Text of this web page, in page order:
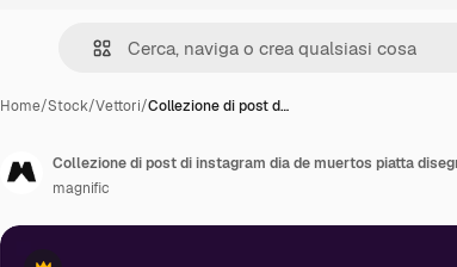
Home/Stock/Vettori/Collezione di post d…
Collezione di post di instagram dia de muertos piatta
magnific